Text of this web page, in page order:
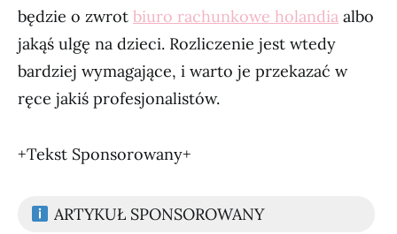
będzie o zwrot biuro rachunkowe holandia albo
jakąś ulgę na dzieci. Rozliczenie jest wtedy
bardziej wymagające, i warto je przekazać w
ręce jakiś profesjonalistów.
+Tekst Sponsorowany+
ARTYKUŁ SPONSOROWANY